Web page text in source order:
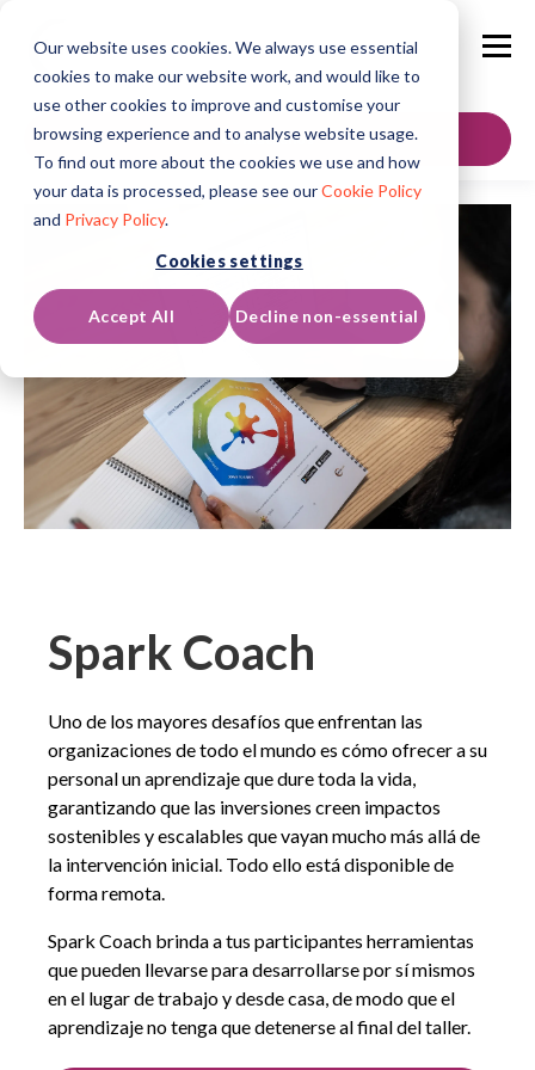
Our website uses cookies. We always use essential
cookies to make our website work, and would like to
use other cookies to improve and customise your
browsing experience and to analyse website usage.
To find out more about the cookies we use and how
your data is processed, please see ourCookie Policy
and Privacy Policy.
Cookies settings
Accept All Decline non-essential
Contáctenos
Spark Coach
Uno de los mayores desafíos que enfrentan las
organizaciones de todo el mundo es cómo ofrecer a su
personal un aprendizaje que dure toda la vida,
garantizando que las inversiones creen impactos
sostenibles y escalables que vayan mucho más allá de
la intervención inicial. Todo ello está disponible de
forma remota.
Spark Coach brinda a tus participantes herramientas
que pueden llevarse para desarrollarse por sí mismos
en el lugar de trabajo y desde casa, de modo que el
aprendizaje no tenga que detenerse al final del taller.